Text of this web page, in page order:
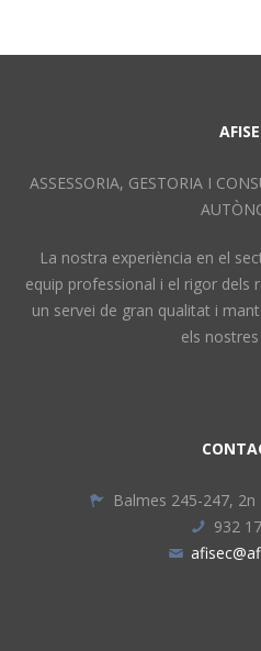
ASSESSORIA, GESTORIA I
La nostra experiència en el
equip professional i el rigor dels
un servei de gran qualitat i
els
Balmes 245-247,
932